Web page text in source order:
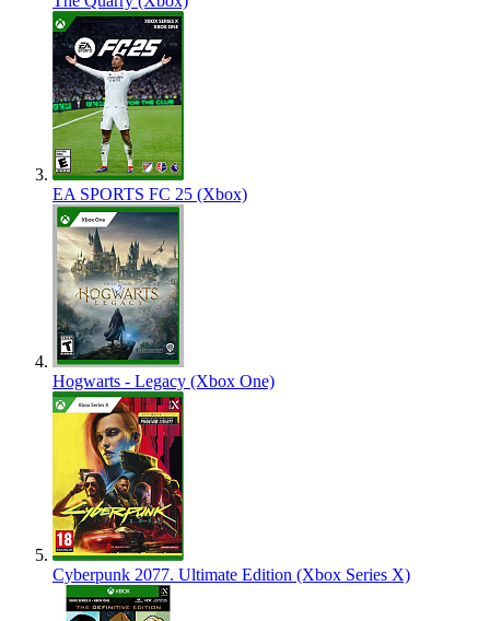
EA SPORTS FC 25 (Xbox)
Hogwarts - Legacy (Xbox One)
Cyberpunk 2077. Ultimate Edition (Xbox Series X)